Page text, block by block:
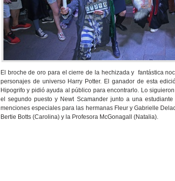
El broche de oro para el cierre de la hechizada y fantástica
personajes de universo Harry Potter. El ganador de esta
Hipogrifo y pidió ayuda al público para encontrarlo. Lo
el segundo puesto y Newt Scamander junto a una
menciones especiales para las hermanas Fleur y Gabrielle
Bertie Botts (Carolina) y la Profesora McGonagall (Natalia).